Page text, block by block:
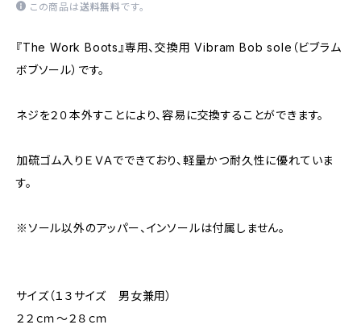
この商品は送料無料です。
『The Work Boots』専用、交換用 Vibram Bob sole（ビブラム
ボブソール）です。
ネジを２０本外すことにより、容易に交換することができます。
加硫ゴム入りＥＶＡでできており、軽量かつ耐久性に優れていま
す。
※ソール以外のアッパー、インソールは付属しません。
サイズ（１３サイズ 男女兼用）
２２ｃｍ～２８ｃｍ